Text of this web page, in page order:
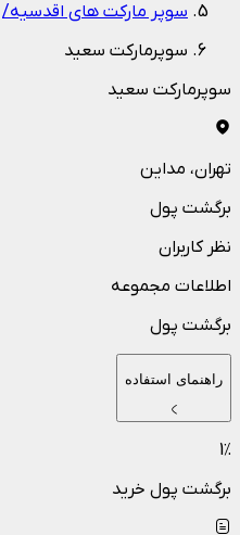
سوپر مارکت های اقدسیه/
سوپرمارکت سعید
سوپرمارکت سعید
تهران، مداین
برگشت پول
نظر کاربران
اطلاعات مجموعه
برگشت پول
راهنمای استفاده
1٪
برگشت پول خرید